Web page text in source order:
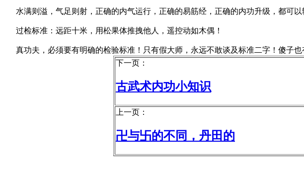
水满则溢，气足则射，正确的内气运行，正确的易筋经，正确的内功升级，都可以
过检标准：远距十米，用松果体推拽他人，遥控动如木偶！
真功夫，必须要有明确的检验标准！只有假大师，永远不敢谈及标准二字！傻子也
下一页：
古武术内功小知识
上一页：
卍与卐的不同，丹田的